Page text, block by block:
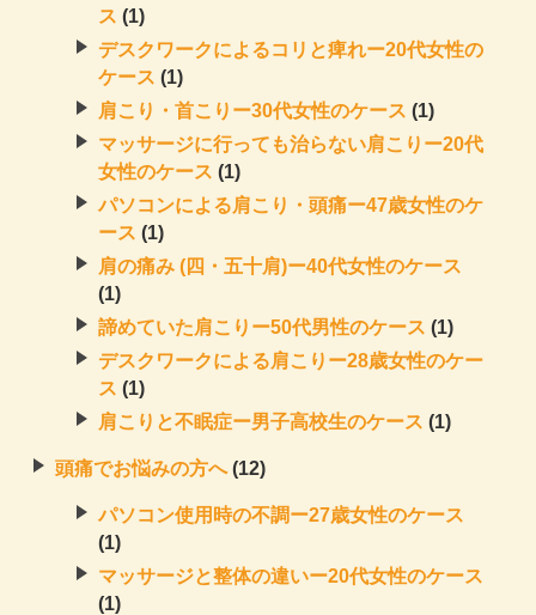
ス (1)
デスクワークによるコリと痺れー20代女性の
ケース (1)
肩こり・首こりー30代女性のケース (1)
マッサージに行っても治らない肩こりー20代
女性のケース (1)
パソコンによる肩こり・頭痛ー47歳女性のケ
ース (1)
肩の痛み (四・五十肩)ー40代女性のケース
(1)
諦めていた肩こりー50代男性のケース (1)
デスクワークによる肩こりー28歳女性のケー
ス (1)
肩こりと不眠症ー男子高校生のケース (1)
頭痛でお悩みの方へ(12)
パソコン使用時の不調ー27歳女性のケース
(1)
マッサージと整体の違いー20代女性のケース
(1)